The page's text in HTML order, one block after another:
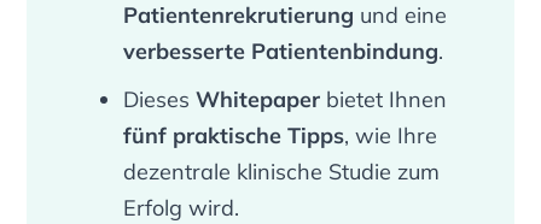
Patientenrekrutierung und eine
verbesserte Patientenbindung.
DiesesWhitepaper bietet Ihnen
fünf praktische Tipps, wie Ihre
dezentrale klinische Studie zum
Erfolg wird.